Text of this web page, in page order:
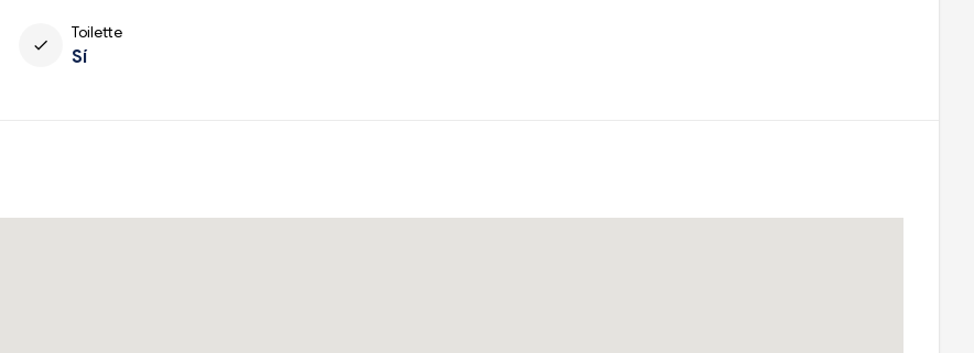
check
Toilette
Sí